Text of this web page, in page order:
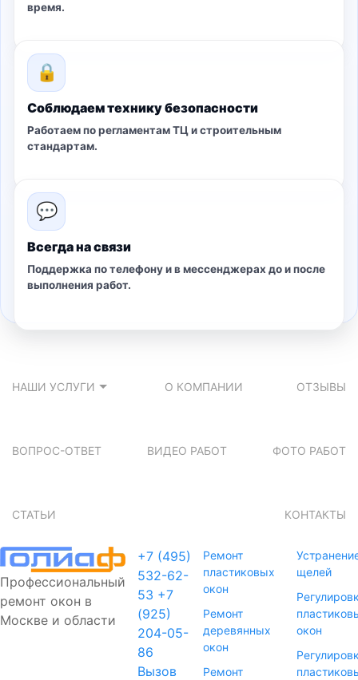
время.
🔒
Соблюдаем технику безопасности
Работаем по регламентам ТЦ и строительным
стандартам.
💬
Всегда на связи
Поддержка по телефону и в мессенджерах до и после
выполнения работ.
НАШИ УСЛУГИ О КОМПАНИИ ОТЗЫВЫ
ВОПРОС-ОТВЕТ ВИДЕО РАБОТ ФОТО РАБОТ
СТАТЬИ КОНТАКТЫ
Профессиональный
ремонт окон в
Москве и области
+7 (495)
532-62-
53 +7
(925)
204-05-
86
Вызов
Ремонт
пластиковых
окон
Ремонт
деревянных
окон
Ремонт
щелей
окон